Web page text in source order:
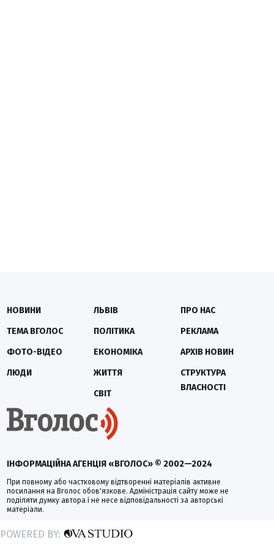
ІНФОРМАЦІЙНА АГЕНЦІЯ «ВГОЛОС» © 2002—2024
При повному або частковому відтворенні матеріалів активне
посилання на Вголос обов'язкове. Адміністрація сайту може не
поділяти думку автора і не несе відповідальності за авторські
матеріали.
НОВИНИ
ТЕМА ВГОЛОС
ФОТО-ВІДЕО
ЛЮДИ
ЛЬВІВ
ПОЛІТИКА
ЕКОНОМІКА
ЖИТТЯ
СВІТ
ПРО НАС
РЕКЛАМА
АРХІВ НОВИН
СТРУКТУРА
ВЛАСНОСТІ
POWERED BY: